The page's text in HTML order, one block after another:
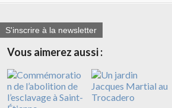
S'inscrire à la newsletter
Vous aimerez aussi :